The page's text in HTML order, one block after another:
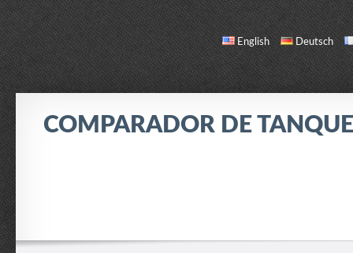
English Deutsch
COMPARADOR DE
ACERCA DE / CONTACTO